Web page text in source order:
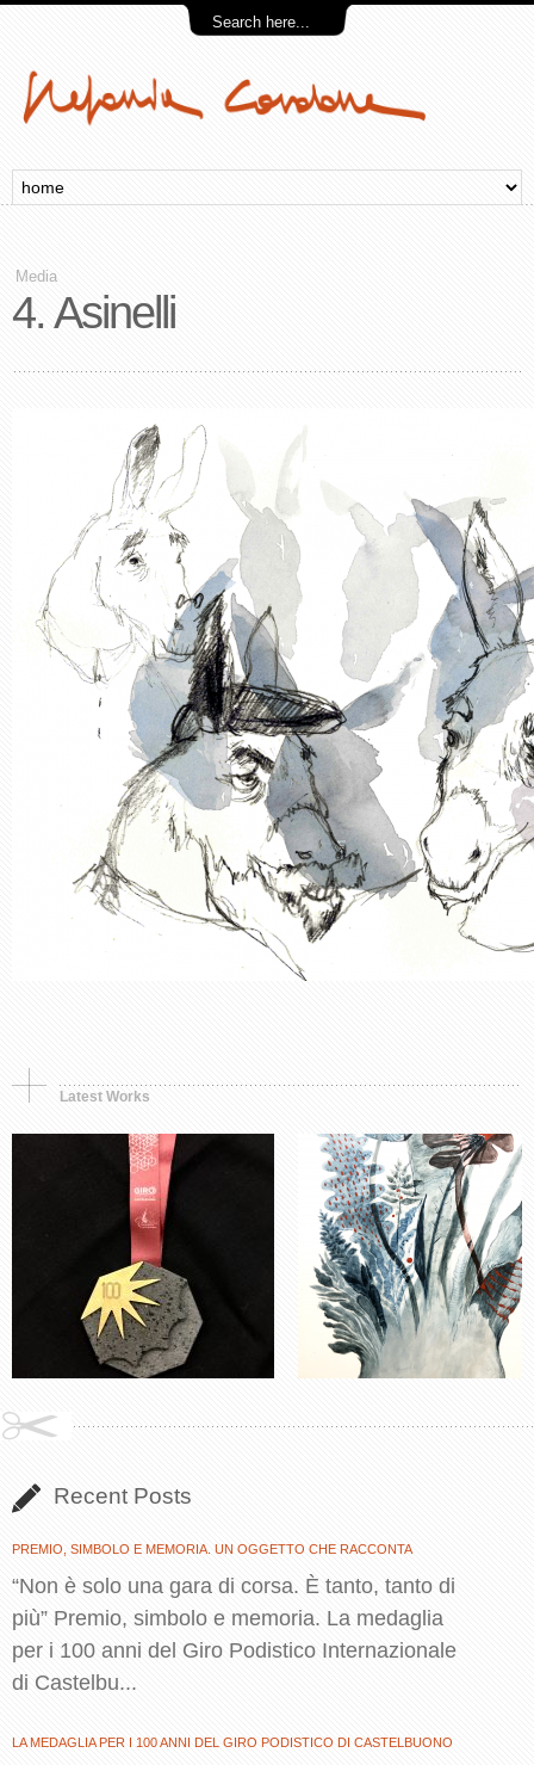
Media
4. Asinelli
Latest Works
Synthetic object Murals, Painting
Opera in tre parti.
Recent Posts
PREMIO, SIMBOLO E MEMORIA. UN OGGETTO CHE RACCONTA
“Non è solo una gara di corsa. È tanto, tanto di
più” Premio, simbolo e memoria. La medaglia
per i 100 anni del Giro Podistico Internazionale
di Castelbu...
LA MEDAGLIA PER I 100 ANNI DEL GIRO PODISTICO DI CASTELBUONO